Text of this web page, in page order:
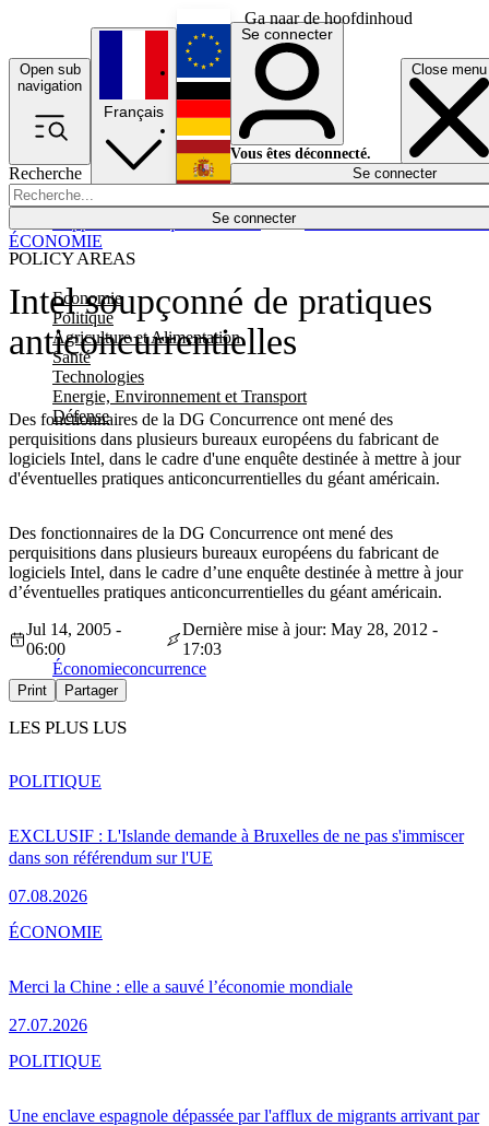
Ga naar de hoofdinhoud
Open sub
navigation
Close menu
Recherche
Se connecter
POLICY AREAS
Economie
Politique
Agriculture et Alimentation
Santé
Technologies
Energie, Environnement et Transport
Défense
Économie
Français
English
Deutsch
Español
Se connecter
Vous êtes déconnecté.
Se connecter
Intel soupçonné de pratiques
anticoncurrentielles
Des fonctionnaires de la DG Concurrence ont mené des
perquisitions dans plusieurs bureaux européens du fabricant de
logiciels Intel, dans le cadre d'une enquête destinée à mettre à jour
d'éventuelles pratiques anticoncurrentielles du géant américain.
ÉCONOMIE
Des fonctionnaires de la DG Concurrence ont mené des
perquisitions dans plusieurs bureaux européens du fabricant de
logiciels Intel, dans le cadre d’une enquête destinée à mettre à jour
d’éventuelles pratiques anticoncurrentielles du géant américain.
Jul 14, 2005 -
06:00
Dernière mise à jour: May 28, 2012 -
17:03
Économieconcurrence
Print Partager
LES PLUS LUS
EXCLUSIF : L'Islande demande à Bruxelles de ne pas s'immiscer
dans son référendum sur l'UE
07.08.2026
POLITIQUE
Merci la Chine : elle a sauvé l’économie mondiale
27.07.2026
ÉCONOMIE
Une enclave espagnole dépassée par l'afflux de migrants arrivant par
POLITIQUE